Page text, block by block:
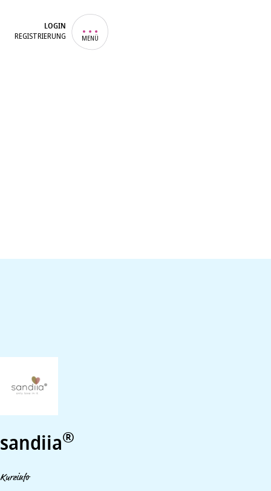
LOGIN
REGISTRIERUNG MENÜ
sandiia®
Kurzinfo